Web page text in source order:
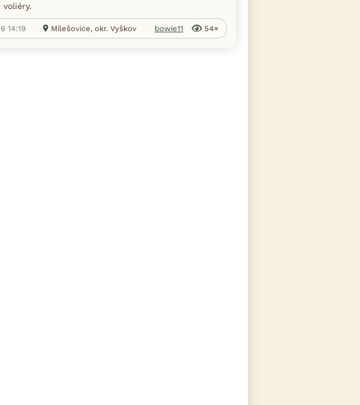
voliéry.
14:19 Milešovice, okr. Vyškov bowie11 54×